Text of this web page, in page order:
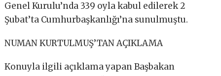
Genel Kurulu’nda 339 oyla kabul edilerek 2
Şubat’ta Cumhurbaşkanlığı’na sunulmuştu.
NUMAN KURTULMUŞ’TAN AÇIKLAMA
Konuyla ilgili açıklama yapan Başbakan